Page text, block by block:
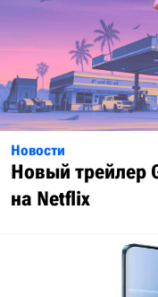
Новости
Новый трейлер
на Netflix